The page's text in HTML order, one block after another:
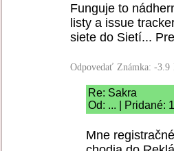
Funguje to
listy a issue
siete do Sietí...
Odpovedať Známka: -3.9
Re: Sakra
Od: ... | Pridané:
Mne